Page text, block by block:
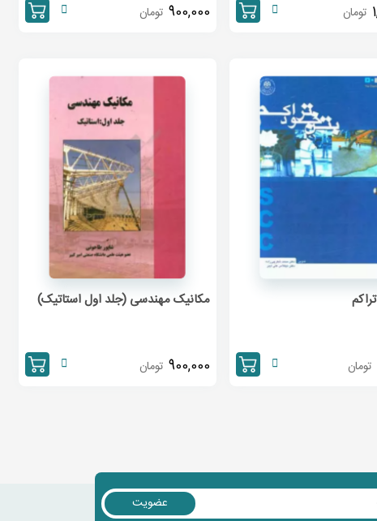
تومان 900,000 تومان
تومان
مکانیک مهندسی (جلد اول استاتیک)
900,000 تومان
عضویت